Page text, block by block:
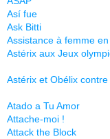
Así fue
Ask Bitti
Assistance à femme
Astérix aux Jeux
Astérix et Obélix
Atado a Tu Amor
Attache-moi !
Attack the Block